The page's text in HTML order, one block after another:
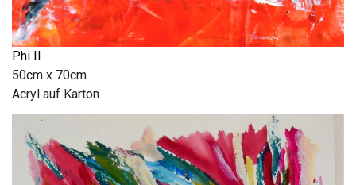
Phi II
50cm x 70cm
Acryl auf Karton